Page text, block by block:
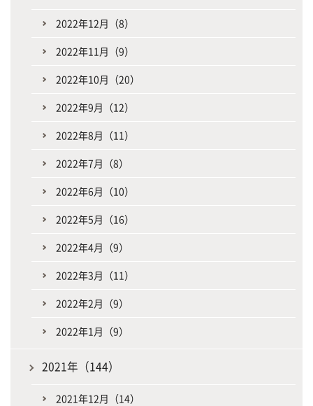
2022年12月（8）
2022年11月（9）
2022年10月（20）
2022年9月（12）
2022年8月（11）
2022年7月（8）
2022年6月（10）
2022年5月（16）
2022年4月（9）
2022年3月（11）
2022年2月（9）
2022年1月（9）
2021年（144）
2021年12月（14）